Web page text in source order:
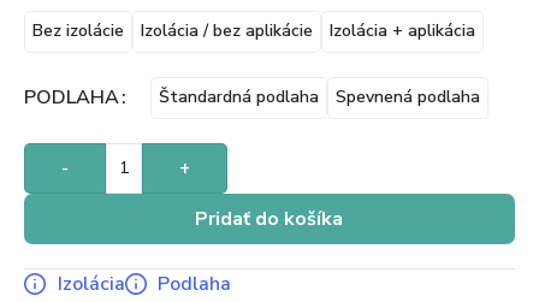
Bez izolácie Izolácia / bez aplikácie Izolácia + aplikácia
PODLAHA Štandardná podlaha Spevnená podlaha
- +
Pridať do košíka
Izolácia Podlaha